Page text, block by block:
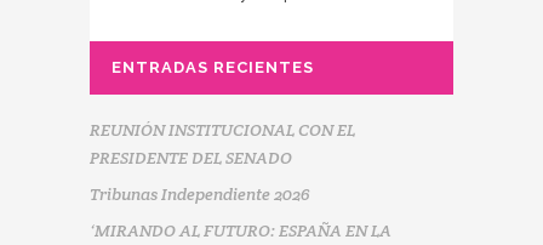
ENTRADAS RECIENTES
REUNIÓN INSTITUCIONAL CON EL
PRESIDENTE DEL SENADO
Tribunas Independiente 2026
‘MIRANDO AL FUTURO: ESPAÑA EN LA